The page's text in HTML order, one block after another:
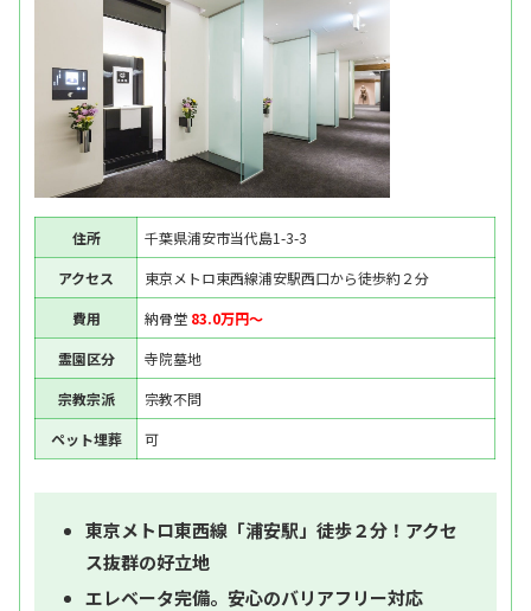
住所
千葉県浦安市当代島1-3-3
アクセス
東京メトロ東西線浦安駅西口から徒歩約２分
費用
納骨堂 83.0万円〜
霊園区分
寺院墓地
宗教宗派
宗教不問
ペット埋葬
可
東京メトロ東西線「浦安駅」徒歩２分！アクセ
ス抜群の好立地
エレベータ完備。安心のバリアフリー対応